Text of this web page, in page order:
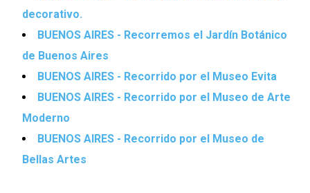
decorativo.
BUENOS AIRES - Recorremos el Jardín Botánico
de Buenos Aires
BUENOS AIRES - Recorrido por el Museo Evita
BUENOS AIRES - Recorrido por el Museo de Arte
Moderno
BUENOS AIRES - Recorrido por el Museo de
Bellas Artes